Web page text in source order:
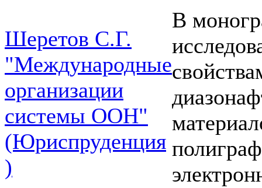
Шеретов С.Г.
"Международные
организации
системы ООН"
(Юриспруденция
)
В